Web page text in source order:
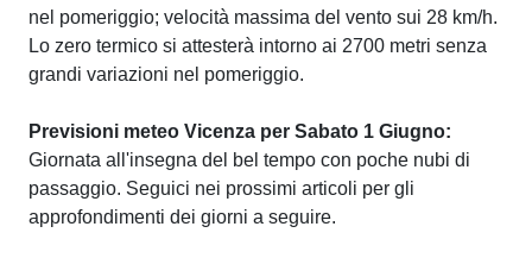
nel pomeriggio; velocità massima del vento sui 28 km/h.
Lo zero termico si attesterà intorno ai 2700 metri senza
grandi variazioni nel pomeriggio.
Previsioni meteo Vicenza per Sabato 1 Giugno:
Giornata all'insegna del bel tempo con poche nubi di
passaggio. Seguici nei prossimi articoli per gli
approfondimenti dei giorni a seguire.